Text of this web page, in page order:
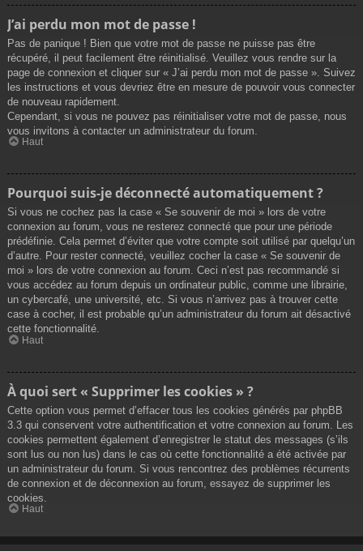
J’ai perdu mon mot de passe !
Pas de panique ! Bien que votre mot de passe ne puisse pas être
récupéré, il peut facilement être réinitialisé. Veuillez vous rendre sur la
page de connexion et cliquer sur « J’ai perdu mon mot de passe ». Suivez
les instructions et vous devriez être en mesure de pouvoir vous connecter
de nouveau rapidement.
Cependant, si vous ne pouvez pas réinitialiser votre mot de passe, nous
vous invitons à contacter un administrateur du forum.
Haut
Pourquoi suis-je déconnecté automatiquement ?
Si vous ne cochez pas la case « Se souvenir de moi » lors de votre
connexion au forum, vous ne resterez connecté que pour une période
prédéfinie. Cela permet d’éviter que votre compte soit utilisé par quelqu’un
d’autre. Pour rester connecté, veuillez cocher la case « Se souvenir de
moi » lors de votre connexion au forum. Ceci n’est pas recommandé si
vous accédez au forum depuis un ordinateur public, comme une librairie,
un cybercafé, une université, etc. Si vous n’arrivez pas à trouver cette
case à cocher, il est probable qu’un administrateur du forum ait désactivé
cette fonctionnalité.
Haut
À quoi sert « Supprimer les cookies » ?
Cette option vous permet d’effacer tous les cookies générés par phpBB
3.3 qui conservent votre authentification et votre connexion au forum. Les
cookies permettent également d’enregistrer le statut des messages (s’ils
sont lus ou non lus) dans le cas où cette fonctionnalité a été activée par
un administrateur du forum. Si vous rencontrez des problèmes récurrents
de connexion et de déconnexion au forum, essayez de supprimer les
cookies.
Haut